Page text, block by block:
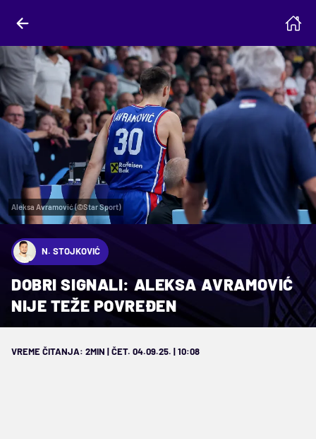
Aleksa Avramović (©Star Sport)
N. STOJKOVIĆ
DOBRI SIGNALI: ALEKSA AVRAMOVIĆ
NIJE TEŽE POVREĐEN
VREME ČITANJA: 2MIN | ČET. 04.09.25. | 10:08